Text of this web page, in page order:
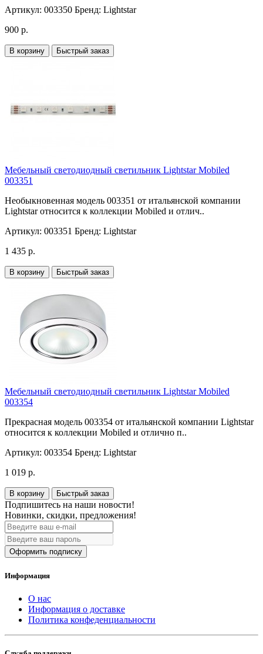
Артикул: 003350 Бренд: Lightstar
900 р.
В корзину Быстрый заказ
Мебельный светодиодный светильник Lightstar Mobiled
003351
Необыкновенная модель 003351 от итальянской компании
Lightstar относится к коллекции Mobiled и отлич..
Артикул: 003351 Бренд: Lightstar
1 435 р.
В корзину Быстрый заказ
Мебельный светодиодный светильник Lightstar Mobiled
003354
Прекрасная модель 003354 от итальянской компании Lightstar
относится к коллекции Mobiled и отлично п..
Артикул: 003354 Бренд: Lightstar
1 019 р.
В корзину Быстрый заказ
Подпишитесь на наши новости!
Новинки, скидки, предложения!
Оформить подписку
Информация
О нас
Информация о доставке
Политика конфеденциальности